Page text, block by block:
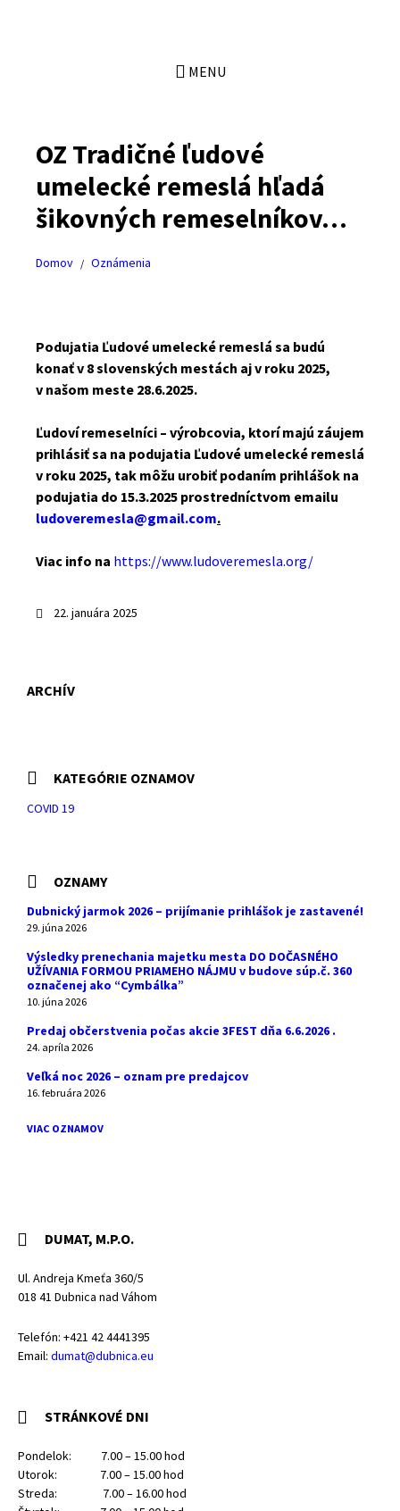
MENU
OZ Tradičné ľudové
umelecké remeslá hľadá
šikovných remeselníkov…
Domov / Oznámenia
Podujatia Ľudové umelecké remeslá sa budú
konať v 8 slovenských mestách aj v roku 2025,
v našom meste 28.6.2025.
Ľudoví remeselníci – výrobcovia, ktorí majú záujem
prihlásiť sa na podujatia Ľudové umelecké remeslá
v roku 2025, tak môžu urobiť podaním prihlášok na
podujatia do 15.3.2025 prostredníctvom emailu
ludoveremesla@gmail.com.
Viac info na https://www.ludoveremesla.org/
22. januára 2025
ARCHÍV
KATEGÓRIE OZNAMOV
COVID 19
OZNAMY
Dubnický jarmok 2026 – prijímanie prihlášok je zastavené!
29. júna 2026
Výsledky prenechania majetku mesta DO DOČASNÉHO
UŽÍVANIA FORMOU PRIAMEHO NÁJMU v budove súp.č. 360
označenej ako “Cymbálka”
10. júna 2026
Predaj občerstvenia počas akcie 3FEST dňa 6.6.2026 .
24. apríla 2026
Veľká noc 2026 – oznam pre predajcov
16. februára 2026
VIAC OZNAMOV
DUMAT, M.P.O.
Ul. Andreja Kmeťa 360/5
018 41 Dubnica nad Váhom
Telefón: +421 42 4441395
Email: dumat@dubnica.eu
STRÁNKOVÉ DNI
Pondelok: 7.00 – 15.00 hod
Utorok: 7.00 – 15.00 hod
Streda: 7.00 – 16.00 hod